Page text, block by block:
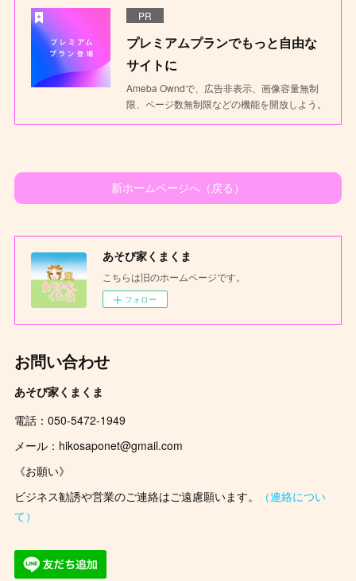
PR
プレミアムプランでもっと自由な
サイトに
Ameba Owndで、広告非表示、画像容量無制
限、ページ数無制限などの機能を開放しよう。
新ホームページへ（戻る）
あそび家くまくま
こちらは旧のホームページです。
フォロー
お問い合わせ
あそび家くまくま
電話：050-5472-1949
メール：hikosaponet@gmail.com
《お願い》
ビジネス勧誘や営業のご連絡はご遠慮願います。
（連絡につい
て）